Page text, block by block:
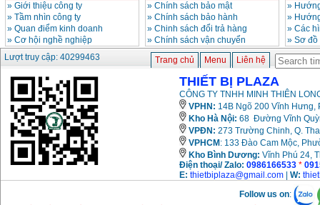
» Giới thiệu công ty
» Tầm nhìn công ty
» Quan điểm kinh doanh
» Cơ hội nghề nghiệp
» Chính sách bảo mật
» Chính sách bảo hành
» Chinh sách đổi trả hàng
» Chính sách vận chuyển
»
»
» Các
» Sơ
Lượt truy cập: 40299463
Trang chủ Menu Liên hệ
THIẾT BỊ PLAZA
CÔNG TY TNHH MINH THIÊN
VPHN: 14B Ngõ 200 Vĩnh Hưng,
Kho Hà Nội: 68 Đường Vĩnh
VPĐN: 273 Trường Chinh, Q.
VPHCM : 133 Đào Cam Mộc,
Kho Bình Dương: Vĩnh Phú 24,
Điện thoại/ Zalo: 0986166533 *
E: thietbiplaza@gmail.com W:
Follow us on: